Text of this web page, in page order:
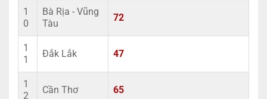
1
0
Bà Rịa - Vũng
Tàu
72
1
1
Đắk Lắk 47
1
2
Cần Thơ 65